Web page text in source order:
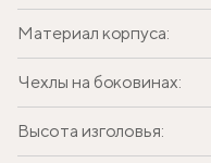
Материал корпуса:
Чехлы на боковинах:
Высота изголовья: